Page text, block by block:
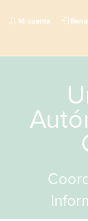
Mi cuenta